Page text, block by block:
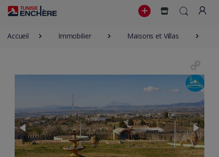
Accueil Immobilier Maisons et Villas